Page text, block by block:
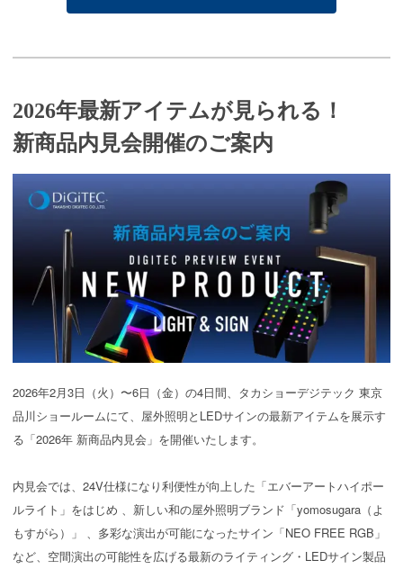
2026年最新アイテムが見られる！
新商品内見会開催のご案内
2026年2月3日（火）〜6日（金）の4日間、タカショーデジテック 東京
品川ショールームにて、屋外照明とLEDサインの最新アイテムを展示す
る「2026年 新商品内見会」を開催いたします。
内見会では、24V仕様になり利便性が向上した「エバーアートハイポー
ルライト」をはじめ 、新しい和の屋外照明ブランド「yomosugara（よ
もすがら）」 、多彩な演出が可能になったサイン「NEO FREE RGB」
など、空間演出の可能性を広げる最新のライティング・LEDサイン製品